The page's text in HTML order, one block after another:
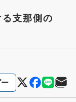
支那側の